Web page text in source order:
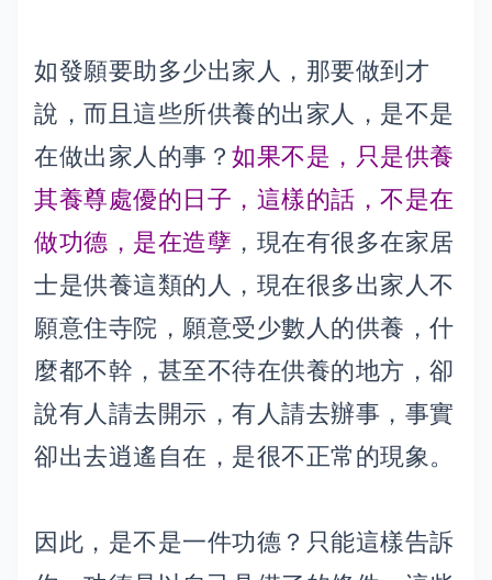
如發願要助多少出家人，那要做到才
說，而且這些所供養的出家人，是不是
在做出家人的事？ 如果不是，只是供養
其養尊處優的日子，這樣的話，不是在
做功德，是在造孽 ，現在有很多在家居
士是供養這類的人，現在很多出家人不
願意住寺院，願意受少數人的供養，什
麼都不幹，甚至不待在供養的地方，卻
說有人請去開示，有人請去辦事，事實
卻出去逍遙自在，是很不正常的現象。
因此，是不是一件功德？只能這樣告訴